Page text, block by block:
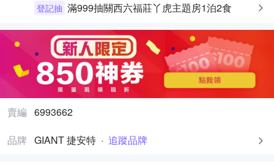
登記抽 滿999抽關西六福莊丫虎主題房1泊2食
賣編 6993662
品牌 GIANT 捷安特 · 追蹤品牌